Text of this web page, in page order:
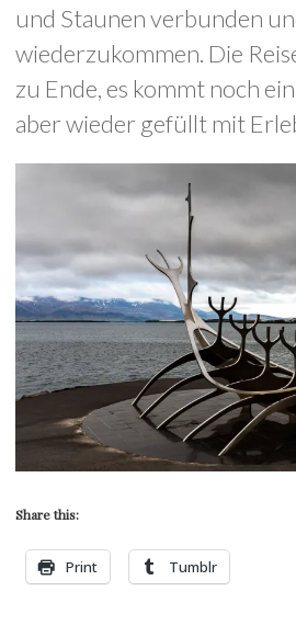
und Staunen verbunden
wiederzukommen. Die
zu Ende, es kommt noch
aber wieder gefüllt mit
Share this:
Print Tumblr